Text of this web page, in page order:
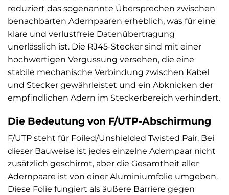
reduziert das sogenannte Übersprechen zwischen
benachbarten Adernpaaren erheblich, was für eine
klare und verlustfreie Datenübertragung
unerlässlich ist. Die RJ45-Stecker sind mit einer
hochwertigen Vergussung versehen, die eine
stabile mechanische Verbindung zwischen Kabel
und Stecker gewährleistet und ein Abknicken der
empfindlichen Adern im Steckerbereich verhindert.
Die Bedeutung von F/UTP-Abschirmung
F/UTP steht für Foiled/Unshielded Twisted Pair. Bei
dieser Bauweise ist jedes einzelne Adernpaar nicht
zusätzlich geschirmt, aber die Gesamtheit aller
Adernpaare ist von einer Aluminiumfolie umgeben.
Diese Folie fungiert als äußere Barriere gegen